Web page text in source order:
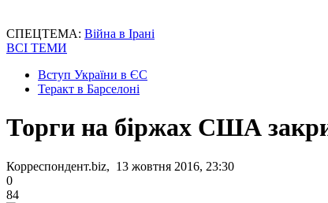
СПЕЦТЕМА: Війна в Ірані
ВСІ ТЕМИ
Вступ України в ЄС
Теракт в Барселоні
Торги на біржах США
Корреспондент.biz, 13 жовтня 2016, 23:30
0
84